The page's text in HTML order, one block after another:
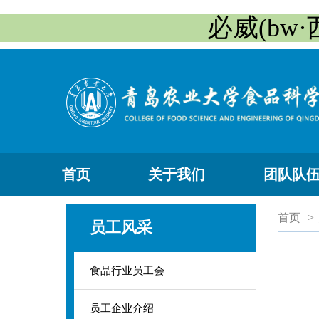
必威(bw·
首页 关于我们 团队队
员工风采
食品行业员工会
员工企业介绍
首页 >